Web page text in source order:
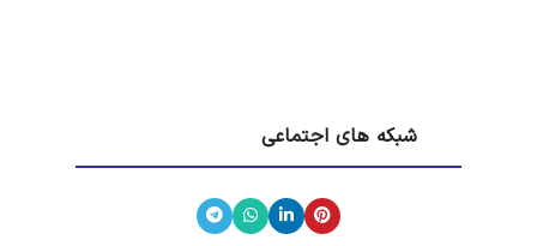
شبکه های اجتماعی